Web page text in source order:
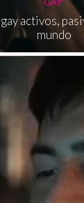
activos,
mundo